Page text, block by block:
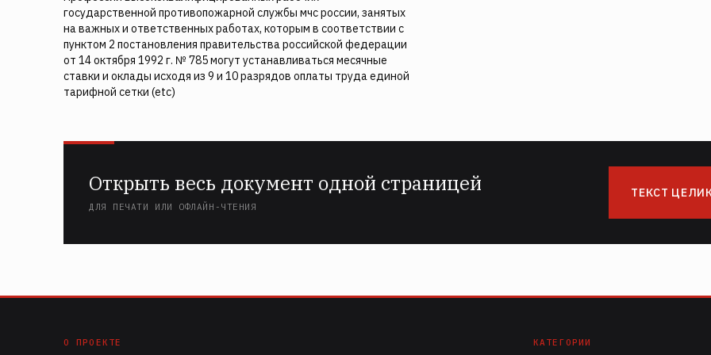
государственной противопожарной службы мчс россии, занятых
на важных и ответственных работах, которым в соответствии с
пунктом 2 постановления правительства российской федерации
от 14 октября 1992 г. № 785 могут устанавливаться месячные
ставки и оклады исходя из 9 и 10 разрядов оплаты труда единой
тарифной сетки (etc)
Открыть весь документ одной страницей
ДЛЯ ПЕЧАТИ ИЛИ ОФЛАЙН-ЧТЕНИЯ
ТЕКСТ
О ПРОЕКТЕ КАТЕГОРИИ